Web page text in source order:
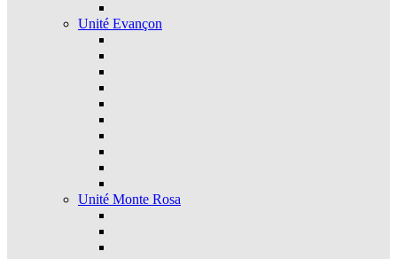
Unité Evançon
Unité Monte Rosa